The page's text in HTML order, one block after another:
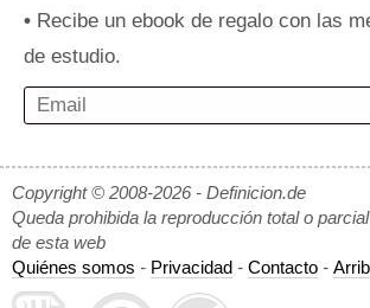
• Recibe un ebook de regalo con las
de estudio.
Copyright © 2008-2026 - Definicion.de
Queda prohibida la reproducción total o
de esta web
Quiénes somos - Privacidad - Contacto -